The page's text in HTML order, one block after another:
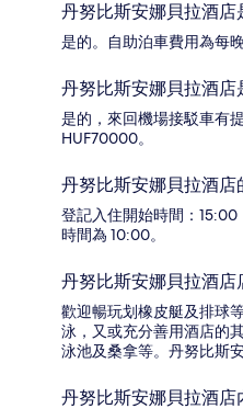
丹努比斯安娜貝拉酒店
是的。自助泊車費用為每
丹努比斯安娜貝拉酒店
是的，來回機場接駁車有
HUF70000。
丹努比斯安娜貝拉酒店
登記入住開始時間：
時間為 10:00。
丹努比斯安娜貝拉酒店
歡迎暢玩划橡皮艇及排球
泳，又或充分善用酒店的
泳池及桑拿等。丹努比斯
丹努比斯安娜貝拉酒店